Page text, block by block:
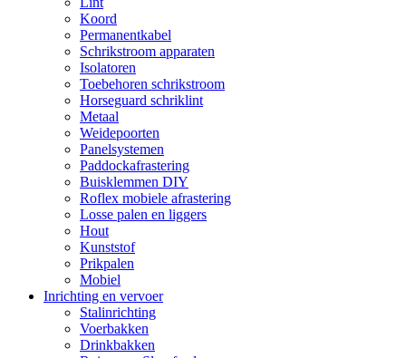
Koord
Permanentkabel
Schrikstroom apparaten
Isolatoren
Toebehoren schrikstroom
Horseguard schriklint
Metaal
Weidepoorten
Panelsystemen
Paddockafrastering
Buisklemmen DIY
Roflex mobiele afrastering
Losse palen en liggers
Hout
Kunststof
Prikpalen
Mobiel
Inrichting en vervoer
Stalinrichting
Voerbakken
Drinkbakken